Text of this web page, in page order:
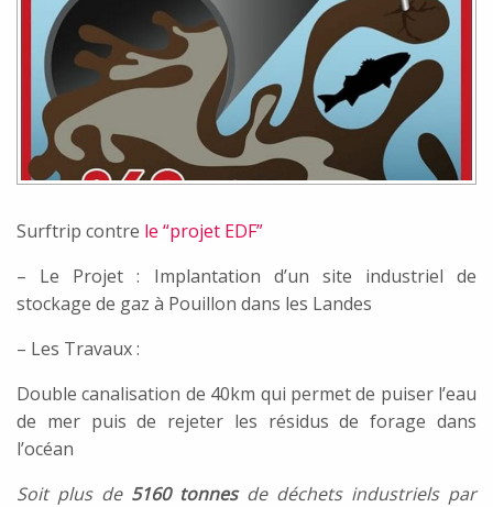
Surftrip contre le “projet EDF”
– Le Projet : Implantation d’un site industriel de
stockage de gaz à Pouillon dans les Landes
– Les Travaux :
Double canalisation de 40km qui permet de puiser l’eau
de mer puis de rejeter les résidus de forage dans
l’océan
Soit plus de 5160 tonnesde déchets industriels par